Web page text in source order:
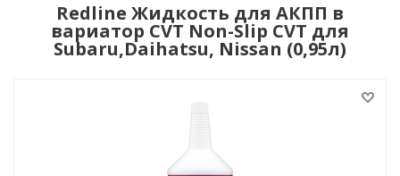
Redline Жидкость для АКПП в
вариатор CVT Non-Slip CVT для
Subaru,Daihatsu, Nissan (0,95л)